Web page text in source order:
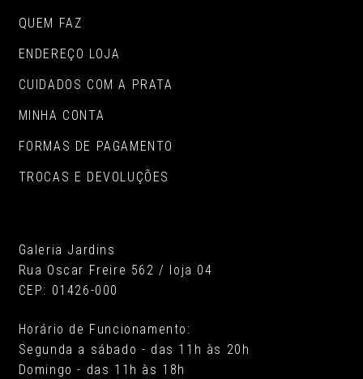
QUEM FAZ
ENDEREÇO LOJA
CUIDADOS COM A PRATA
MINHA CONTA
FORMAS DE PAGAMENTO
TROCAS E DEVOLUÇÕES
Galeria Jardins
Rua Oscar Freire 562 / loja 04
CEP: 01426-000
Horário de Funcionamento:
Segunda a sábado - das 11h às 20h
Domingo - das 11h às 18h